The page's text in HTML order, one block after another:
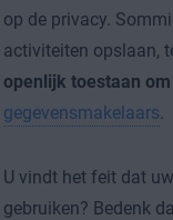
op de privacy.
activiteiten opslaan,
openlijk toestaan
gegevensmakelaars.
U vindt het feit dat
gebruiken? Bedenk